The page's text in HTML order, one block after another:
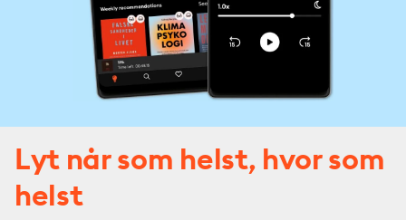
Lyt når som helst, hvor som
helst